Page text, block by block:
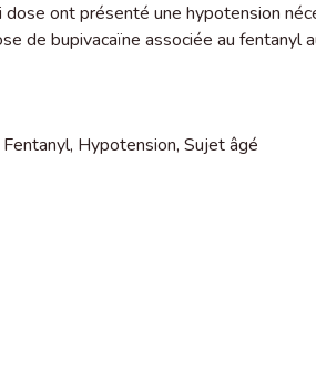
ont présenté une hypotension
de bupivacaïne associée au fentanyl
Fentanyl, Hypotension, Sujet âgé